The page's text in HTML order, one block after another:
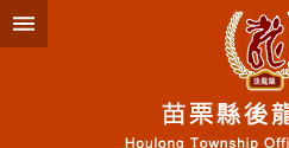
跳到主要內容區塊